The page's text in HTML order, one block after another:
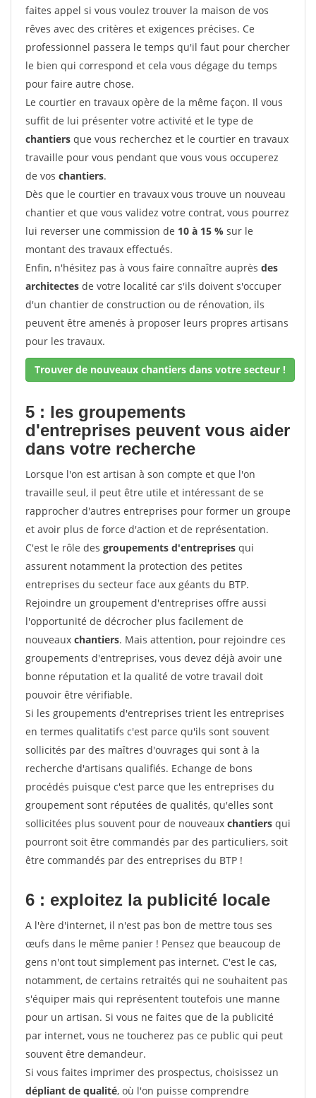
faites appel si vous voulez trouver la maison de vos
rêves avec des critères et exigences précises. Ce
professionnel passera le temps qu'il faut pour chercher
le bien qui correspond et cela vous dégage du temps
pour faire autre chose.
Le courtier en travaux opère de la même façon. Il vous
suffit de lui présenter votre activité et le type de
chantiers que vous recherchez et le courtier en travaux
travaille pour vous pendant que vous vous occuperez
de vos chantiers.
Dès que le courtier en travaux vous trouve un nouveau
chantier et que vous validez votre contrat, vous pourrez
lui reverser une commission de 10 à 15 % sur le
montant des travaux effectués.
Enfin, n'hésitez pas à vous faire connaître auprès des
architectes de votre localité car s'ils doivent s'occuper
d'un chantier de construction ou de rénovation, ils
peuvent être amenés à proposer leurs propres artisans
pour les travaux.
Trouver de nouveaux chantiers dans votre secteur !
5 : les groupements
d'entreprises peuvent vous aider
dans votre recherche
Lorsque l'on est artisan à son compte et que l'on
travaille seul, il peut être utile et intéressant de se
rapprocher d'autres entreprises pour former un groupe
et avoir plus de force d'action et de représentation.
C'est le rôle des groupements d'entreprises qui
assurent notamment la protection des petites
entreprises du secteur face aux géants du BTP.
Rejoindre un groupement d'entreprises offre aussi
l'opportunité de décrocher plus facilement de
nouveaux chantiers. Mais attention, pour rejoindre ces
groupements d'entreprises, vous devez déjà avoir une
bonne réputation et la qualité de votre travail doit
pouvoir être vérifiable.
Si les groupements d'entreprises trient les entreprises
en termes qualitatifs c'est parce qu'ils sont souvent
sollicités par des maîtres d'ouvrages qui sont à la
recherche d'artisans qualifiés. Echange de bons
procédés puisque c'est parce que les entreprises du
groupement sont réputées de qualités, qu'elles sont
sollicitées plus souvent pour de nouveaux chantiers qui
pourront soit être commandés par des particuliers, soit
être commandés par des entreprises du BTP !
6 : exploitez la publicité locale
A l'ère d'internet, il n'est pas bon de mettre tous ses
œufs dans le même panier ! Pensez que beaucoup de
gens n'ont tout simplement pas internet. C'est le cas,
notamment, de certains retraités qui ne souhaitent pas
s'équiper mais qui représentent toutefois une manne
pour un artisan. Si vous ne faites que de la publicité
par internet, vous ne toucherez pas ce public qui peut
souvent être demandeur.
Si vous faites imprimer des prospectus, choisissez un
dépliant de qualité, où l'on puisse comprendre